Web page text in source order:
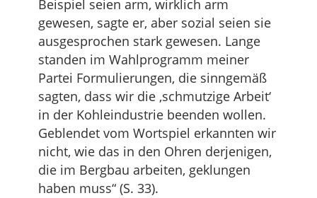
Beispiel seien arm, wirklich arm
gewesen, sagte er, aber sozial seien sie
ausgesprochen stark gewesen. Lange
standen im Wahlprogramm meiner
Partei Formulierungen, die sinngemäß
sagten, dass wir die ‚schmutzige Arbeit‘
in der Kohleindustrie beenden wollen.
Geblendet vom Wortspiel erkannten wir
nicht, wie das in den Ohren derjenigen,
die im Bergbau arbeiten, geklungen
haben muss“ (S. 33).